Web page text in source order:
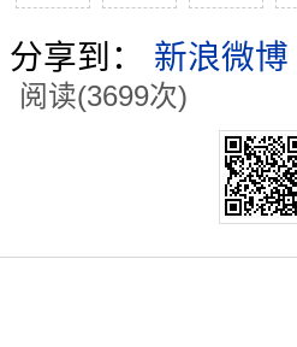
分享到： 新浪微博
阅读(3699次)